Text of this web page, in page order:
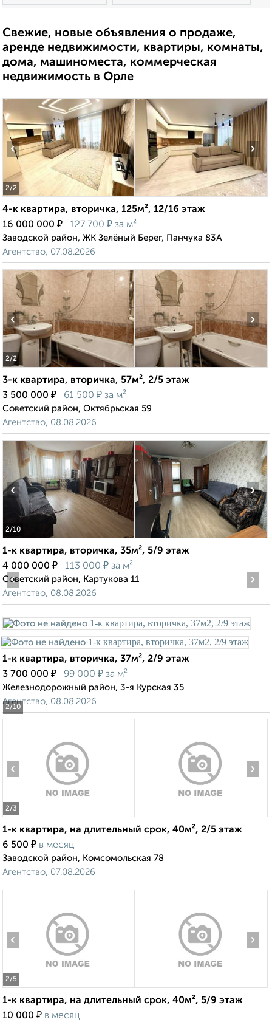
Свежие, новые объявления о продаже,
аренде недвижимости, квартиры, комнаты,
дома, машиноместа, коммерческая
недвижимость в Орле
2/2
‹ ›
4-к квартира, вторичка, 125м², 12/16 этаж
16 000 000 ₽ 127 700 ₽ за м²
Заводской район, ЖК Зелёный Берег, Панчука 83А
Агентство, 07.08.2026
2/2
‹ ›
3-к квартира, вторичка, 57м², 2/5 этаж
3 500 000 ₽ 61 500 ₽ за м²
Советский район, Октябрьская 59
Агентство, 08.08.2026
2/10
‹ ›
1-к квартира, вторичка, 35м², 5/9 этаж
4 000 000 ₽ 113 000 ₽ за м²
Советский район, Картукова 11
Агентство, 08.08.2026
2/10
‹ ›
1-к квартира, вторичка, 37м², 2/9 этаж
3 700 000 ₽ 99 000 ₽ за м²
Железнодорожный район, 3-я Курская 35
Агентство, 08.08.2026
2/3
‹ ›
1-к квартира, на длительный срок, 40м², 2/5 этаж
6 500 ₽ в месяц
Заводской район, Комсомольская 78
Агентство, 07.08.2026
2/5
‹ ›
1-к квартира, на длительный срок, 40м², 5/9 этаж
10 000 ₽ в месяц